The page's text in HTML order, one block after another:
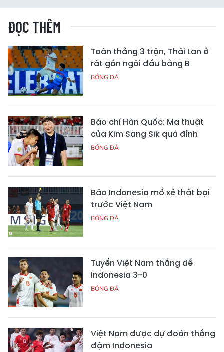
ĐỌC THÊM
Toàn thắng 3 trận, Thái Lan ở
rất gần ngôi đầu bảng B
BÓNG ĐÁ
Báo chí Hàn Quốc: Ma thuật
của Kim Sang Sik quá đỉnh
BÓNG ĐÁ
Báo Indonesia mổ xẻ thất bại
trước Việt Nam
BÓNG ĐÁ
Tuyển Việt Nam thắng dễ
Indonesia 3-0
BÓNG ĐÁ
Việt Nam được dự đoán thắng
đậm Indonesia